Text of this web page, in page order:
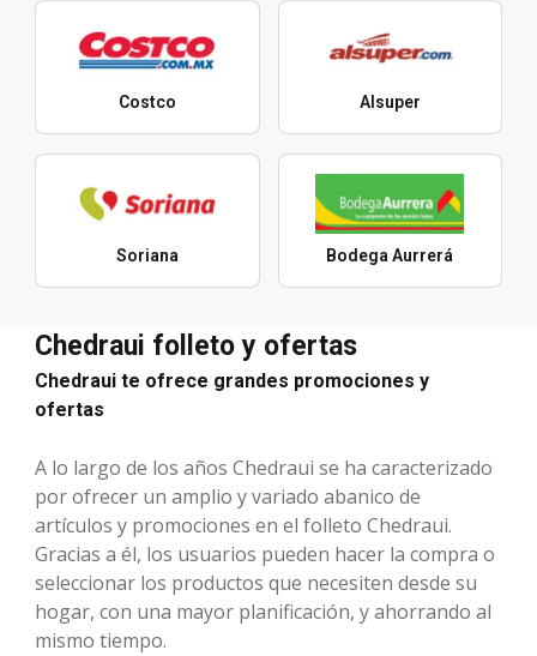
Costco Alsuper
Soriana Bodega Aurrerá
Chedraui folleto y ofertas
Chedraui te ofrece grandes promociones y
ofertas
A lo largo de los años Chedraui se ha caracterizado
por ofrecer un amplio y variado abanico de
artículos y promociones en el folleto Chedraui.
Gracias a él, los usuarios pueden hacer la compra o
seleccionar los productos que necesiten desde su
hogar, con una mayor planificación, y ahorrando al
mismo tiempo.